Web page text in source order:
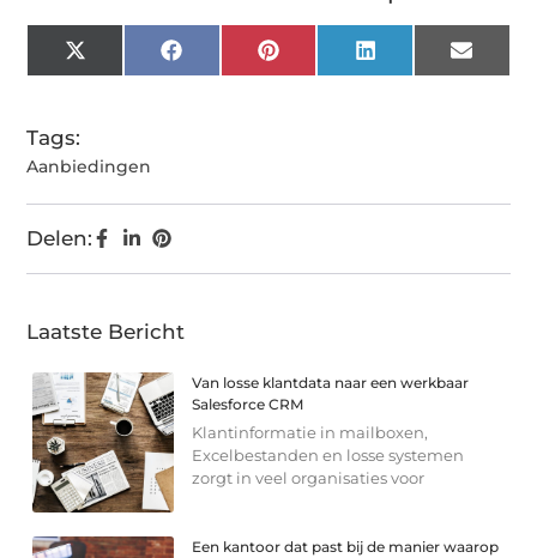
X
(Twitter)
FacebookPinterest LinkedIn Email
Tags:
Aanbiedingen
Delen:
Laatste Bericht
Van losse klantdata naar een werkbaar
Salesforce CRM
Klantinformatie in mailboxen,
Excelbestanden en losse systemen
zorgt in veel organisaties voor
Een kantoor dat past bij de manier waarop